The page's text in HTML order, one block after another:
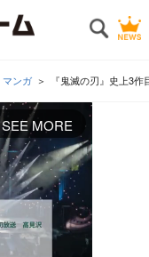
マンガ 『鬼滅の刃』史上3
SEE MORE